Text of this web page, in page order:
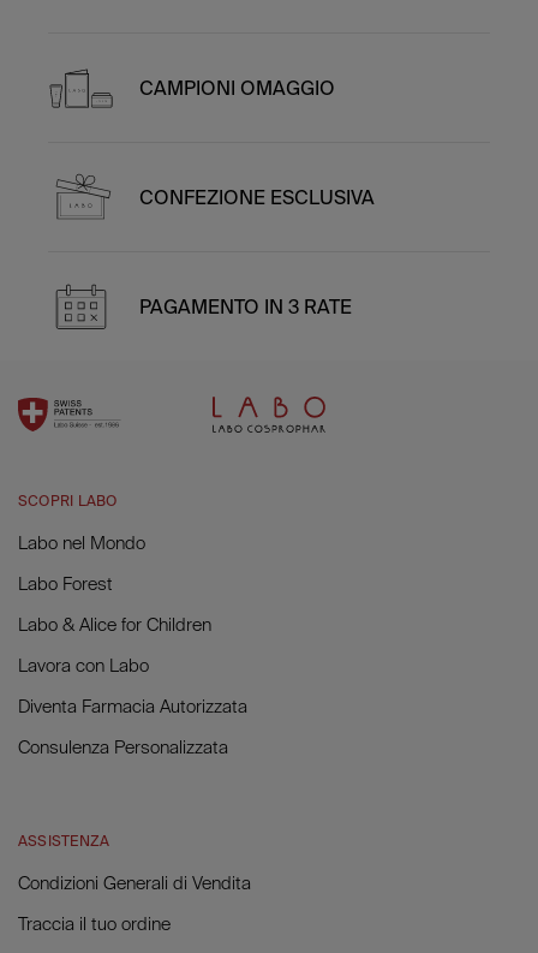
CAMPIONI OMAGGIO
CONFEZIONE ESCLUSIVA
PAGAMENTO IN 3 RATE
SCOPRI LABO
Labo nel Mondo
Labo Forest
Labo & Alice for Children
Lavora con Labo
Diventa Farmacia Autorizzata
Consulenza Personalizzata
ASSISTENZA
Condizioni Generali di Vendita
Traccia il tuo ordine